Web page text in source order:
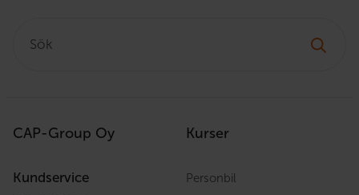
CAP-Group Oy
Kundservice
Kurser
Personbil